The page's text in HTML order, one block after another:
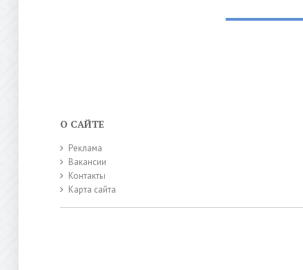
О САЙТЕ
Реклама
Вакансии
Контакты
Карта сайта